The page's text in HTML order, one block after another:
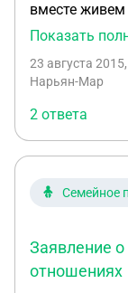
вместе
получения
сказали, что
брачно-семейных
пожалуйста,
Показать
23 августа
Нарьян-Мар
2 ответа
Семейное
Заявление
отношениях